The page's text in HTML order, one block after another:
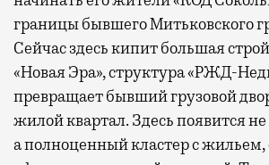
границы бывшего Митьковского
Сейчас здесь кипит большая
«Новая Эра», структура «РЖД-
превращает бывший грузовой
жилой квартал. Здесь появится
а полноценный кластер с